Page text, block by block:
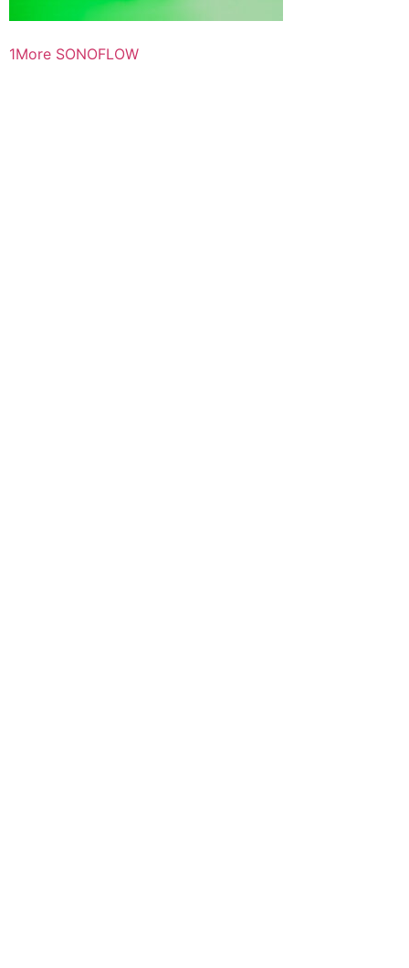
1More SONOFLOW